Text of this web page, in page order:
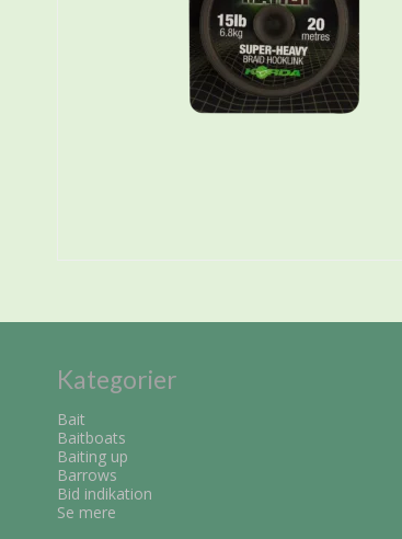
Kategorier
Bait
Baitboats
Baiting up
Barrows
Bid indikation
Se mere